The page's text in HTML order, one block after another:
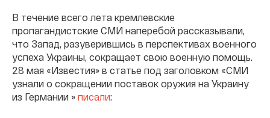
В течение всего лета кремлевские
пропагандистские СМИ наперебой рассказывали,
что Запад, разуверившись в перспективах военного
успеха Украины, сокращает свою военную помощь.
28 мая «Известия» в статье под заголовком «СМИ
узнали о сокращении поставок оружия на Украину
из Германии » писали: